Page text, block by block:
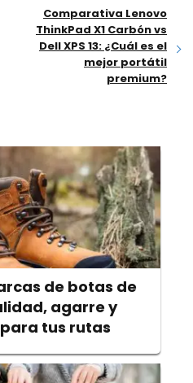
Comparativa Lenovo
ThinkPad X1 Carbón vs
Dell XPS 13: ¿Cuál es el
mejor portátil
premium?
de botas de
agarre y
tus rutas